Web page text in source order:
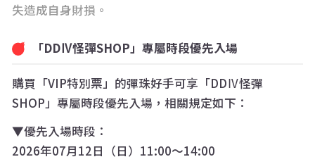
失造成自身財損。
「DDⅣ怪彈SHOP」專屬時段優先入場
購買「VIP特別票」的彈珠好手可享「DDⅣ怪彈
SHOP」專屬時段優先入場，相關規定如下：
▼優先入場時段：
2026年07月12日（日）11:00～14:00